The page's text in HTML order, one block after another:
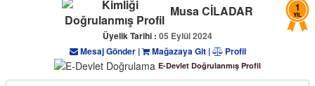
1
YIL
Musa CİLADAR
Üyelik Tarihi : 05 Eylül 2024
Mesaj Gönder| Mağazaya Git| Profil
E-Devlet Doğrulanmış Profil